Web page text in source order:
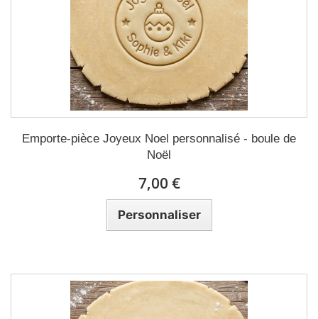
Emporte-pièce Joyeux Noel personnalisé - boule de
Noël
7,00 €
Personnaliser